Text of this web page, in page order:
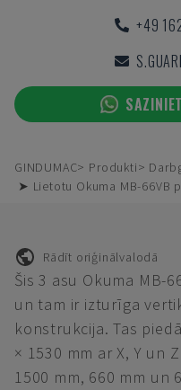
+49
GINDUMAC Produkti
➤ Lietotu Okuma MB-66VB
Rādīt oriģinālvalodā
Šis 3 asu Okuma MB-
un tam ir izturīga
konstrukcija. Tas
× 1530 mm ar X, Y un
1500 mm, 660 mm un